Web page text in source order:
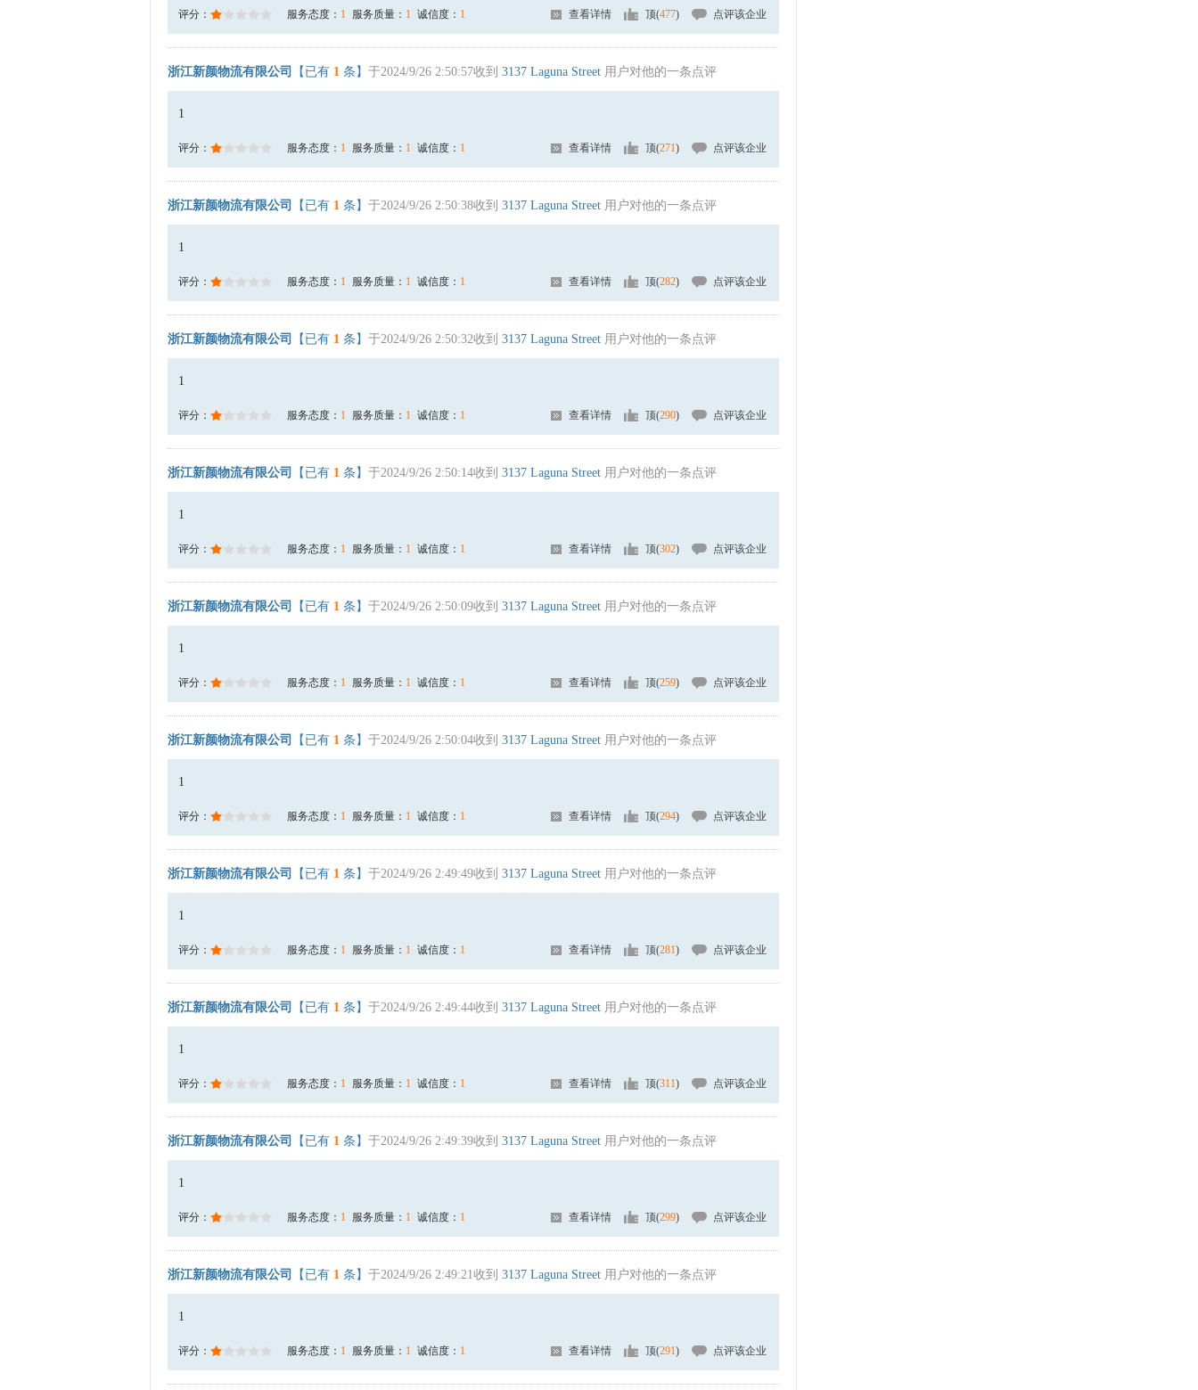
评分： 服务态度： 1 服务质量： 1 诚信度： 1 查看详情 顶(477) 点评该企业
浙江新颜物流有限公司 【已有 1 条】 于2024/9/26 2:50:57收到 3137 Laguna Street 用户对他的一条点评
1
评分： 服务态度： 1 服务质量： 1 诚信度： 1 查看详情 顶(271) 点评该企业
浙江新颜物流有限公司 【已有 1 条】 于2024/9/26 2:50:38收到 3137 Laguna Street 用户对他的一条点评
1
评分： 服务态度： 1 服务质量： 1 诚信度： 1 查看详情 顶(282) 点评该企业
浙江新颜物流有限公司 【已有 1 条】 于2024/9/26 2:50:32收到 3137 Laguna Street 用户对他的一条点评
1
评分： 服务态度： 1 服务质量： 1 诚信度： 1 查看详情 顶(290) 点评该企业
浙江新颜物流有限公司 【已有 1 条】 于2024/9/26 2:50:14收到 3137 Laguna Street 用户对他的一条点评
1
评分： 服务态度： 1 服务质量： 1 诚信度： 1 查看详情 顶(302) 点评该企业
浙江新颜物流有限公司 【已有 1 条】 于2024/9/26 2:50:09收到 3137 Laguna Street 用户对他的一条点评
1
评分： 服务态度： 1 服务质量： 1 诚信度： 1 查看详情 顶(259) 点评该企业
浙江新颜物流有限公司 【已有 1 条】 于2024/9/26 2:50:04收到 3137 Laguna Street 用户对他的一条点评
1
评分： 服务态度： 1 服务质量： 1 诚信度： 1 查看详情 顶(294) 点评该企业
浙江新颜物流有限公司 【已有 1 条】 于2024/9/26 2:49:49收到 3137 Laguna Street 用户对他的一条点评
1
评分： 服务态度： 1 服务质量： 1 诚信度： 1 查看详情 顶(281) 点评该企业
浙江新颜物流有限公司 【已有 1 条】 于2024/9/26 2:49:44收到 3137 Laguna Street 用户对他的一条点评
1
评分： 服务态度： 1 服务质量： 1 诚信度： 1 查看详情 顶(311) 点评该企业
浙江新颜物流有限公司 【已有 1 条】 于2024/9/26 2:49:39收到 3137 Laguna Street 用户对他的一条点评
1
评分： 服务态度： 1 服务质量： 1 诚信度： 1 查看详情 顶(299) 点评该企业
浙江新颜物流有限公司 【已有 1 条】 于2024/9/26 2:49:21收到 3137 Laguna Street 用户对他的一条点评
1
评分： 服务态度： 1 服务质量： 1 诚信度： 1 查看详情 顶(291) 点评该企业